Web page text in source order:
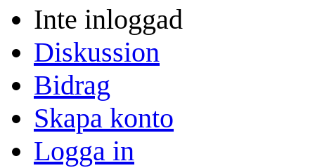
Inte inloggad
Diskussion
Bidrag
Skapa konto
Logga in